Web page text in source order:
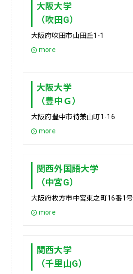
大阪大学
（吹田G）
大阪府吹田市山田丘1-1
more
大阪大学
（豊中Ｇ）
大阪府豊中市待兼山町1-16
more
関西外国語大学
（中宮G）
大阪府枚方市中宮東之町16番1号
more
関西大学
（千里山G）